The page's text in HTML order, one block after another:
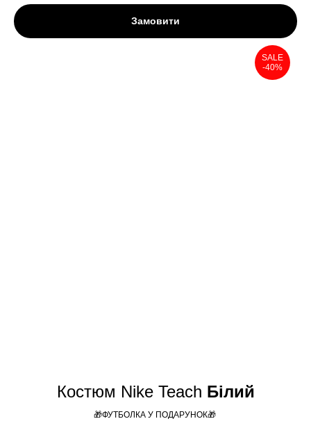
Замовити
SALE
-40%
Костюм Nike Teach Білий
🎁ФУТБОЛКА У ПОДАРУНОК🎁